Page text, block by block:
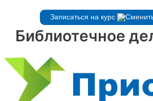
Записаться на курс
Библиотечное